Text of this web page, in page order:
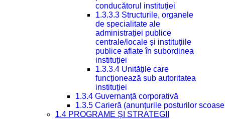
conducătorul instituției
1.3.3.3 Structurile, organele
de specialitate ale
administrației publice
centrale/locale și instituțiile
publice aflate în subordinea
instituției
1.3.3.4 Unitățile care
funcționează sub autoritatea
instituției
1.3.4 Guvernanță corporativă
1.3.5 Carieră (anunțurile posturilor
1.4 PROGRAME ȘI STRATEGII